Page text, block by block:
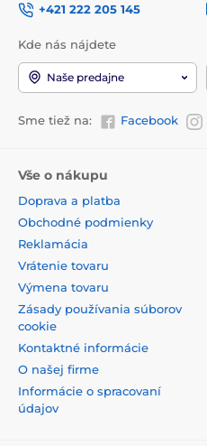
+421 222 205 145
Kde nás nájdete
Naše predajne
Sme tiež na: Facebook
Vše o nákupu
Doprava a platba
Obchodné podmienky
Reklamácia
Vrátenie tovaru
Výmena tovaru
Zásady používania súborov
cookie
Kontaktné informácie
O našej firme
Informácie o spracovaní
údajov